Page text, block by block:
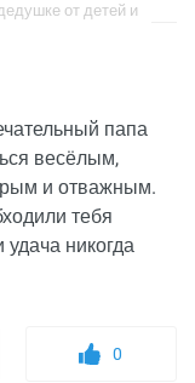
от детей и
папа
весёлым,
и отважным.
тебя
никогда
0